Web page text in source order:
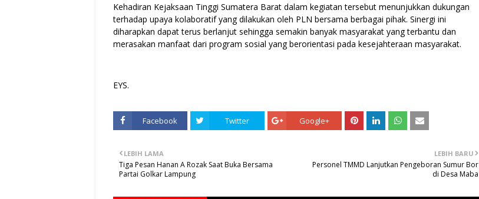
Kehadiran Kejaksaan Tinggi Sumatera Barat dalam kegiatan tersebut menunjukkan dukungan
terhadap upaya kolaboratif yang dilakukan oleh PLN bersama berbagai pihak. Sinergi ini
diharapkan dapat terus berlanjut sehingga semakin banyak masyarakat yang terbantu dan
merasakan manfaat dari program sosial yang berorientasi pada kesejahteraan masyarakat.
EYS.
Facebook Twitter Google+
LEBIH BARU
Personel TMMD Lanjutkan Pengeboran Sumur Bor
di Desa Maba
LEBIH LAMA
Tiga Pesan Hanan A Rozak Saat Buka Bersama
Partai Golkar Lampung